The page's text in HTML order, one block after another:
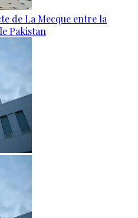
de La Mecque entre la
Pakistan